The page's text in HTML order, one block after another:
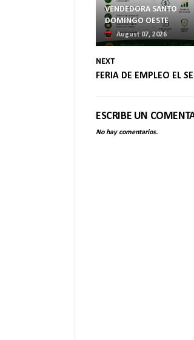
VENDEDORA SANTO
DOMINGO OESTE
August 07, 2026
NEXT
FERIA DE EMPLEO EL
ESCRIBE UN
No hay comentarios.